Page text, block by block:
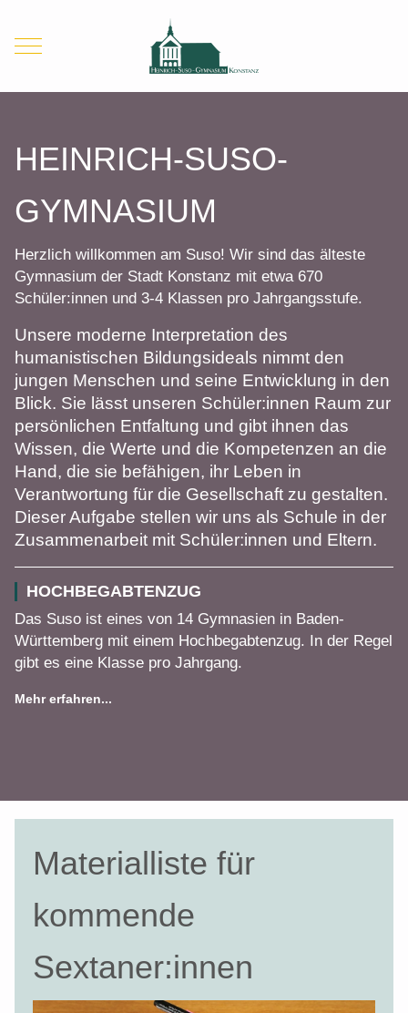
Mobile Menu Toggle
HEINRICH-SUSO-
GYMNASIUM
Herzlich willkommen am Suso! Wir sind das älteste
Gymnasium der Stadt Konstanz mit etwa 670
Schüler:innen und 3-4 Klassen pro Jahrgangsstufe.
Unsere moderne Interpretation des
humanistischen Bildungsideals nimmt den
jungen Menschen und seine Entwicklung in den
Blick. Sie lässt unseren Schüler:innen Raum zur
persönlichen Entfaltung und gibt ihnen das
Wissen, die Werte und die Kompetenzen an die
Hand, die sie befähigen, ihr Leben in
Verantwortung für die Gesellschaft zu gestalten.
Dieser Aufgabe stellen wir uns als Schule in der
Zusammenarbeit mit Schüler:innen und Eltern.
HOCHBEGABTENZUG
Das Suso ist eines von 14 Gymnasien in Baden-
Württemberg mit einem Hochbegabtenzug. In der Regel
gibt es eine Klasse pro Jahrgang.
Mehr erfahren...
Materialliste für
kommende
Sextaner:innen